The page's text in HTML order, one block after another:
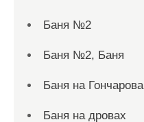
Баня №2
Баня №2, Баня
Баня на Гончарова
Баня на дровах